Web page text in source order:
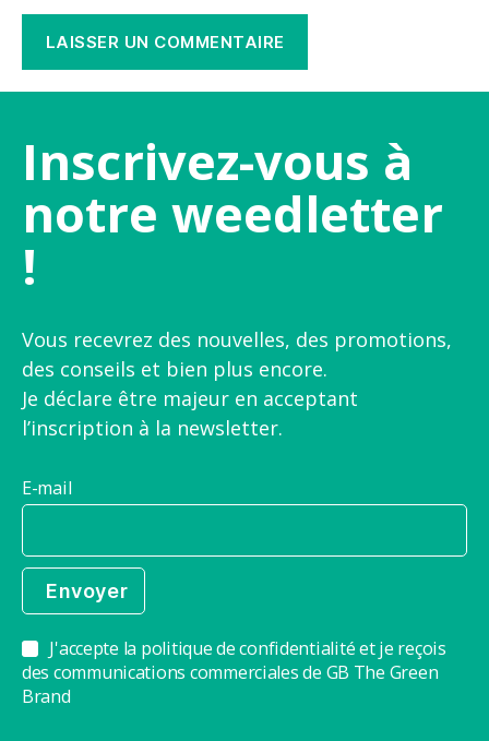
Inscrivez-vous à
notre weedletter
!
Vous recevrez des nouvelles, des promotions,
des conseils et bien plus encore.
Je déclare être majeur en acceptant
l’inscription à la newsletter.
E-mail
J'accepte la politique de confidentialité et je reçois
des communications commerciales de GB The Green
Brand